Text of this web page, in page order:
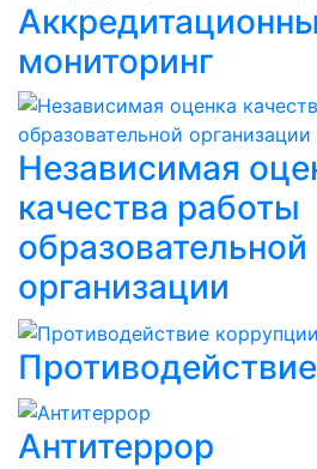
мониторинг
Независимая
качества работы
образовательной
организации
Антитеррор